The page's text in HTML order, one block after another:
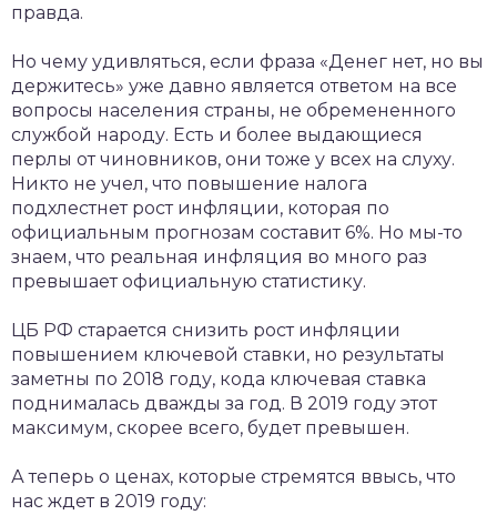
правда.
Но чему удивляться, если фраза «Денег нет, но вы
держитесь» уже давно является ответом на все
вопросы населения страны, не обремененного
службой народу. Есть и более выдающиеся
перлы от чиновников, они тоже у всех на слуху.
Никто не учел, что повышение налога
подхлестнет рост инфляции, которая по
официальным прогнозам составит 6%. Но мы-то
знаем, что реальная инфляция во много раз
превышает официальную статистику.
ЦБ РФ старается снизить рост инфляции
повышением ключевой ставки, но результаты
заметны по 2018 году, кода ключевая ставка
поднималась дважды за год. В 2019 году этот
максимум, скорее всего, будет превышен.
А теперь о ценах, которые стремятся ввысь, что
нас ждет в 2019 году: